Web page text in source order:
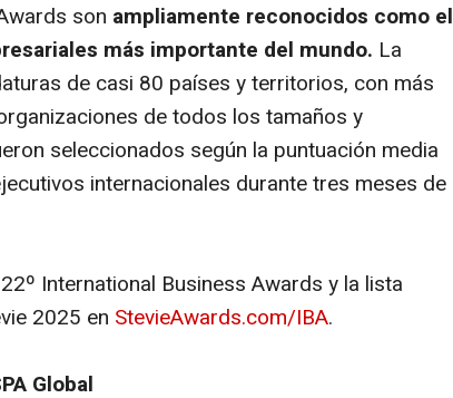
son ampliamente reconocidos como el
más importante del mundo. La
de casi 80 países y territorios, con más
de todos los tamaños y
seleccionados según la puntuación media
internacionales durante tres meses de
International Business Awards y la lista
2025 en StevieAwards.com/IBA.
Global